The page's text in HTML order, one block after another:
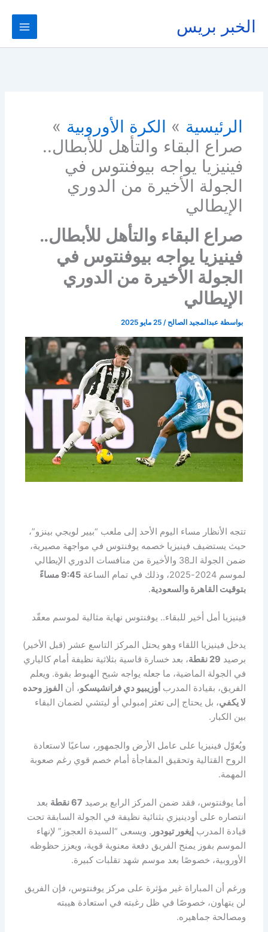
المحتوى
الخبر بريس
الرئيسية
الكرة الأوروبية
صراع البقاء والتأهل للأبطال..
فينيزيا يواجه بيوفنتوس في
الجولة الأخيرة من الدوري
الإيطالي
صراع البقاء والتأهل للأبطال..
فينيزيا يواجه بيوفنتوس في
الجولة الأخيرة من الدوري
الإيطالي
بواسطة عبدالمجيد الصالح/25 مايو 2025
تتجه الأنظار مساء اليوم الأحد إلى ملعب “بيير لويجي بينزو”،
حيث يستضيف فينيزيا خصمه يوفنتوس في مواجهة مصيرية،
ضمن الجولة الـ38 والأخيرة من منافسات الدوري الإيطالي
لموسم 2024-2025، وذلك في تمام الساعة
9:45 مساءً
بتوقيت القاهرة والسعودية.
فينيزيا أمل أخير للبقاء.. يوفنتوس نهاية مثالية لموسم معقّد
يدخل فينيزيا اللقاء وهو يحتل المركز التاسع عشر (قبل الأخير)
برصيد 29 نقطة
، بعد خسارة قاسية بثلاثية نظيفة أمام كالياري
في الجولة الماضية، ما جعله يواجه شبح الهبوط بقوة. ويعلم
الفريق، بقيادة المدرب أوزيبيو دي فرانشيسكو، أن الفوز وحده
لا يكفي، بل يحتاج إلى تعثر إمبولي أو ليتشي لضمان البقاء
بين الكبار.
ويُعوّل فينيزيا على عامل الأرض والجمهور، ساعيًا لاستعادة
الروح القتالية وتحقيق المفاجأة أمام خصم قوي رغم صعوبة
المهمة.
أما يوفنتوس، فقد ضمن المركز الرابع برصيد 67 نقطة
بعد
انتصاره على أودينيزي بثنائية نظيفة في الجولة السابقة تحت
قيادة المدربإيغور تيودور . ويسعى “السيدة العجوز” لإنهاء
الموسم بفوز يمنح الفريق دفعة معنوية قوية، ويعزز حظوظه
الأوروبية، خصوصًا بعد موسم شهد تقلبات كبيرة.
ورغم أن المباراة غير مؤثرة على مركز يوفنتوس، فإن الفريق
لن يتهاون، خصوصًا في ظل رغبته في استعادة هيبته
ومصالحة جماهيره.